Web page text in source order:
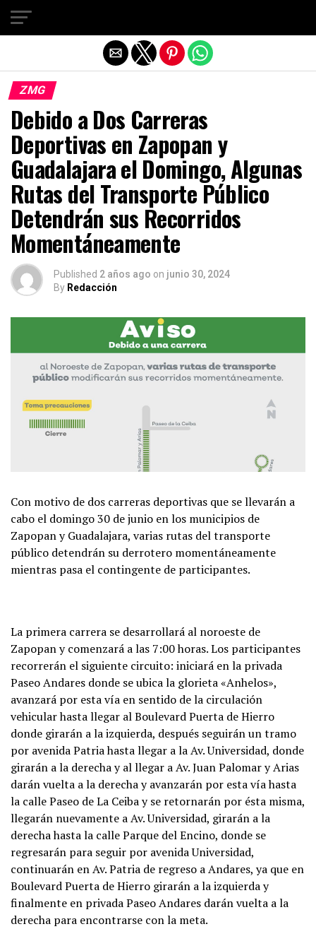
ZMG
Debido a Dos Carreras
Deportivas en Zapopan y
Guadalajara el Domingo, Algunas
Rutas del Transporte Público
Detendrán sus Recorridos
Momentáneamente
Published 2 años ago on junio 30, 2024
By Redacción
Con motivo de dos carreras deportivas que se llevarán a
cabo el domingo 30 de junio en los municipios de
Zapopan y Guadalajara, varias rutas del transporte
público detendrán su derrotero momentáneamente
mientras pasa el contingente de participantes.
La primera carrera se desarrollará al noroeste de
Zapopan y comenzará a las 7:00 horas. Los participantes
recorrerán el siguiente circuito: iniciará en la privada
Paseo Andares donde se ubica la glorieta «Anhelos»,
avanzará por esta vía en sentido de la circulación
vehicular hasta llegar al Boulevard Puerta de Hierro
donde girarán a la izquierda, después seguirán un tramo
por avenida Patria hasta llegar a la Av. Universidad, donde
girarán a la derecha y al llegar a Av. Juan Palomar y Arias
darán vuelta a la derecha y avanzarán por esta vía hasta
la calle Paseo de La Ceiba y se retornarán por ésta misma,
llegarán nuevamente a Av. Universidad, girarán a la
derecha hasta la calle Parque del Encino, donde se
regresarán para seguir por avenida Universidad,
continuarán en Av. Patria de regreso a Andares, ya que en
Boulevard Puerta de Hierro girarán a la izquierda y
finalmente en privada Paseo Andares darán vuelta a la
derecha para encontrarse con la meta.